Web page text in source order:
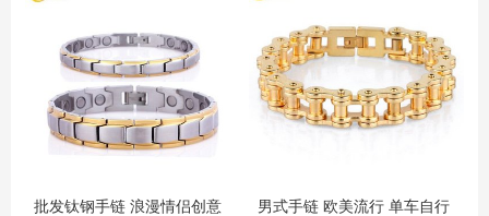
批发钛钢手链 浪漫情侣创意
男式手链 欧美流行 单车自行